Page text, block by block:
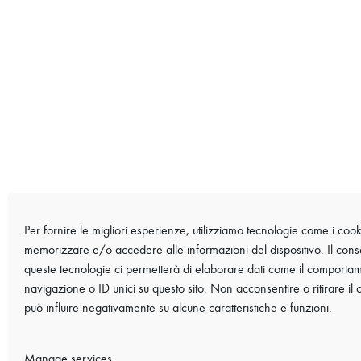
Per fornire le migliori esperienze, utilizziamo tecnologie come i
memorizzare e/o accedere alle informazioni del dispositivo. Il
queste tecnologie ci permetterà di elaborare dati come il
navigazione o ID unici su questo sito. Non acconsentire o ritirare il
può influire negativamente su alcune caratteristiche e funzioni.